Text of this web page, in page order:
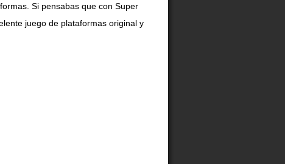
Si pensabas que con Super
juego de plataformas original y